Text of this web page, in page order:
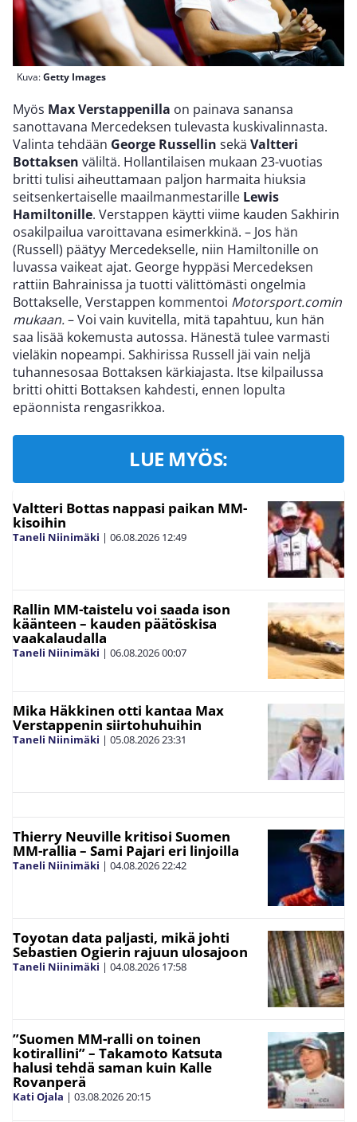
Kuva:Getty Images
Myös Max Verstappenilla on painava sanansa
sanottavana Mercedeksen tulevasta kuskivalinnasta.
Valinta tehdään George Russellin sekä Valtteri
Bottaksen väliltä. Hollantilaisen mukaan 23-vuotias
britti tulisi aiheuttamaan paljon harmaita hiuksia
seitsenkertaiselle maailmanmestarille Lewis
Hamiltonille. Verstappen käytti viime kauden Sakhirin
osakilpailua varoittavana esimerkkinä. – Jos hän
(Russell) päätyy Mercedekselle, niin Hamiltonille on
luvassa vaikeat ajat. George hyppäsi Mercedeksen
rattiin Bahrainissa ja tuotti välittömästi ongelmia
Bottakselle, Verstappen kommentoi Motorsport.comin
mukaan.– Voi vain kuvitella, mitä tapahtuu, kun hän
saa lisää kokemusta autossa. Hänestä tulee varmasti
vieläkin nopeampi. Sakhirissa Russell jäi vain neljä
tuhannesosaa Bottaksen kärkiajasta. Itse kilpailussa
britti ohitti Bottaksen kahdesti, ennen lopulta
epäonnista rengasrikkoa.
LUE MYÖS:
Valtteri Bottas nappasi paikan MM-
kisoihin
Taneli Niinimäki | 06.08.2026 12:49
Rallin MM-taistelu voi saada ison
käänteen – kauden päätöskisa
vaakalaudalla
Taneli Niinimäki | 06.08.202600:07
Mika Häkkinen otti kantaa Max
Verstappenin siirtohuhuihin
Taneli Niinimäki | 05.08.202623:31
Thierry Neuville kritisoi Suomen
MM-rallia – Sami Pajari eri linjoilla
Taneli Niinimäki | 04.08.202622:42
Toyotan data paljasti, mikä johti
Sebastien Ogierin rajuun ulosajoon
Taneli Niinimäki | 04.08.2026 17:58
”Suomen MM-ralli on toinen
kotirallini” – Takamoto Katsuta
halusi tehdä saman kuin Kalle
Rovanperä
Kati Ojala | 03.08.202620:15